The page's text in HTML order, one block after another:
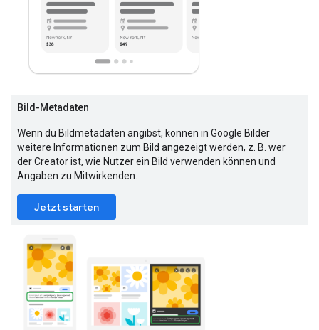
Bild-Metadaten
Wenn du Bildmetadaten angibst, können in Google Bilder
weitere Informationen zum Bild angezeigt werden, z. B. wer
der Creator ist, wie Nutzer ein Bild verwenden können und
Angaben zu Mitwirkenden.
Jetzt starten